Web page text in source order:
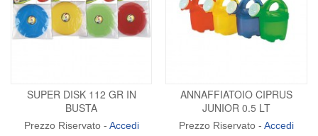
SUPER DISK 112 GR IN
BUSTA
Prezzo Riservato - Accedi
ANNAFFIATOIO CIPRUS
JUNIOR 0.5 LT
Prezzo Riservato -Accedi